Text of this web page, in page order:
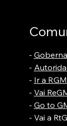
-
-
- Ir a
- Vai
- Go to
- Vai a